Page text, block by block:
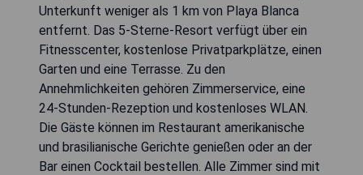
Unterkunft weniger als 1 km von Playa Blanca
entfernt. Das 5-Sterne-Resort verfügt über ein
Fitnesscenter, kostenlose Privatparkplätze, einen
Garten und eine Terrasse. Zu den
Annehmlichkeiten gehören Zimmerservice, eine
24-Stunden-Rezeption und kostenloses WLAN.
Die Gäste können im Restaurant amerikanische
und brasilianische Gerichte genießen oder an der
Bar einen Cocktail bestellen. Alle Zimmer sind mit